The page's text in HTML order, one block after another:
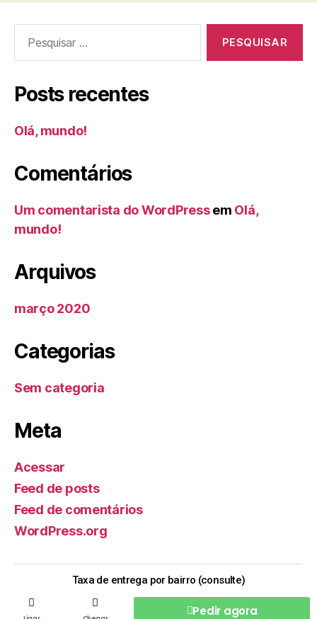
Posts recentes
Olá, mundo!
Comentários
Um comentarista do WordPressem Olá,
mundo!
Arquivos
março 2020
Categorias
Sem categoria
Meta
Acessar
Feed de posts
Feed de comentários
WordPress.org
Taxa de entrega por bairro (consulte)
Pedir agora